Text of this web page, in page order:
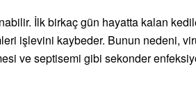
İlk birkaç gün hayatta kalan
işlevini kaybeder. Bunun nedeni,
ve septisemi gibi sekonder